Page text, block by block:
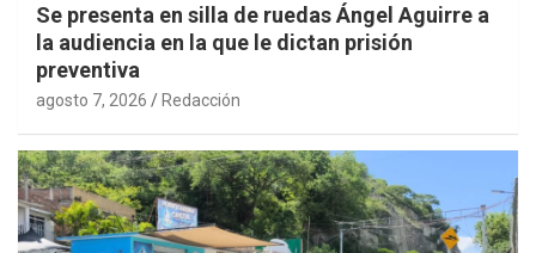
Se presenta en silla de ruedas Ángel Aguirre a
la audiencia en la que le dictan prisión
preventiva
agosto 7, 2026 Redacción